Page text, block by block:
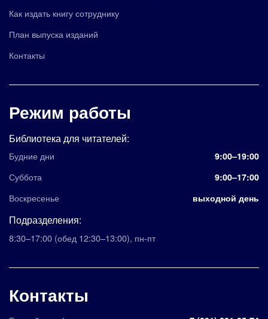
Как издать книгу сотруднику
План выпуска изданий
Контакты
Режим работы
Библиотека для читателей:
Будние дни 9:00–19:00
Суббота 9:00–17:00
Воскресенье выходной день
Подразделения:
8:30–17:00 (обед 12:30–13:00), пн-пт
Контакты